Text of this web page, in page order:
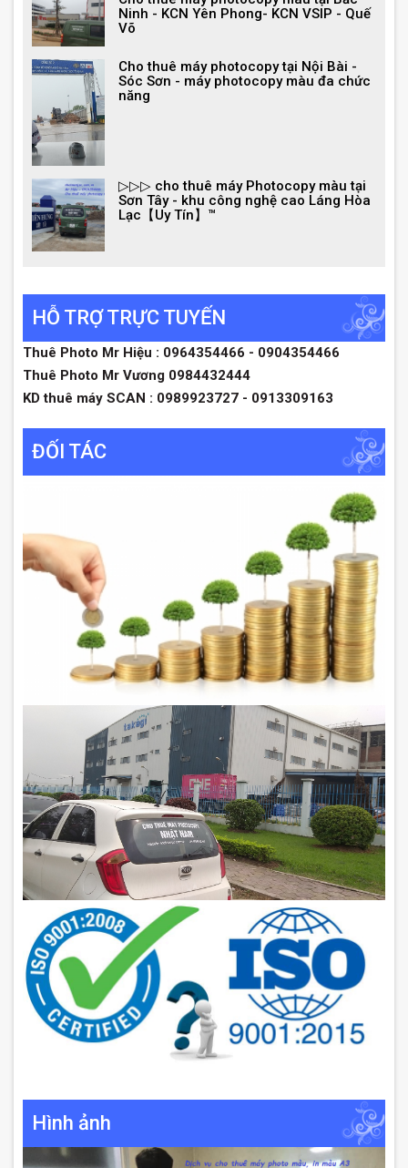
Ninh - KCN Yên Phong- KCN VSIP - Quế
Võ
Cho thuê máy photocopy tại Nội Bài -
Sóc Sơn - máy photocopy màu đa chức
năng
▷▷▷ cho thuê máy Photocopy màu tại
Sơn Tây - khu công nghệ cao Láng Hòa
Lạc【Uy Tín】™
HỖ TRỢ TRỰC TUYẾN
Thuê Photo Mr Hiệu : 0964354466 - 0904354466
Thuê Photo Mr Vương 0984432444
KD thuê máy SCAN : 0989923727 - 0913309163
ĐỐI TÁC
Hình ảnh